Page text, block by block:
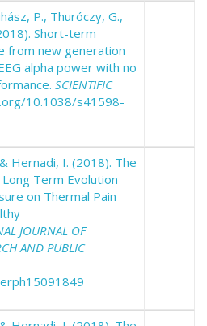
P., Thuróczy, G.,
Short-term
from new generation
alpha power with no
SCIENTIFIC
10.1038/s41598-
Hernadi, I. (2018). The
Term Evolution
on Thermal Pain
JOURNAL OF
AND PUBLIC